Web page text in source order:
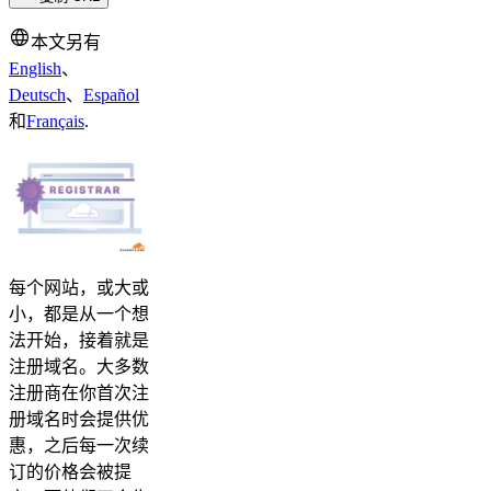
本文另有
English、
Deutsch、 Español
和Français.
每个网站，或大或
小，都是从一个想
法开始，接着就是
注册域名。大多数
注册商在你首次注
册域名时会提供优
惠，之后每一次续
订的价格会被提